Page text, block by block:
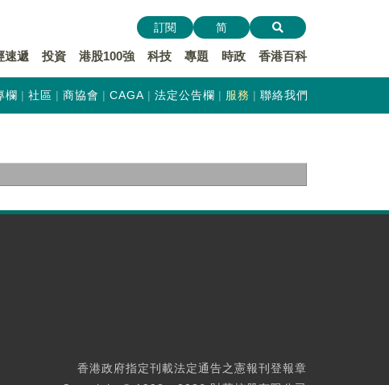
速遞 投資 港股100強 科技 專題 時政 香港百科
訂閱 简
欄 社區 商協會 CAGA 法定公告欄 服務 聯絡我們
香港政府指定刊載法定通告之憲報刊登報章